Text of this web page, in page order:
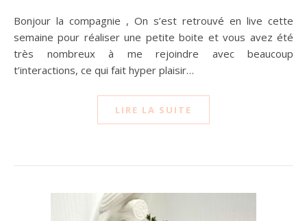
Bonjour la compagnie , On s’est retrouvé en live cette
semaine pour réaliser une petite boite et vous avez été
très nombreux à me rejoindre avec beaucoup
t’interactions, ce qui fait hyper plaisir…
LIRE LA SUITE